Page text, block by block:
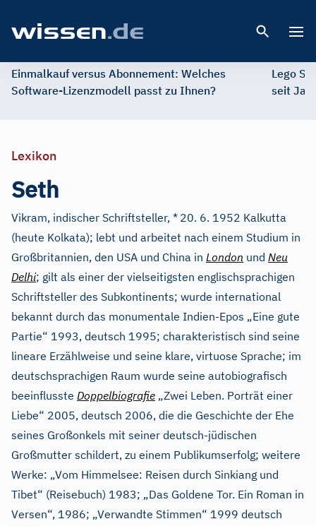
Einmalkauf versus Abonnement: Welches
Software-Lizenzmodell passt zu Ihnen?
Lego
seit
Lexikon
Seth
Vikram, indischer Schriftsteller, * 20. 6. 1952 Kalkutta
(heute Kolkata); lebt und arbeitet nach einem Studium in
Großbritannien, den USA und China in London und Neu
Delhi; gilt als einer der vielseitigsten englischsprachigen
Schriftsteller des Subkontinents; wurde international
bekannt durch das monumentale Indien-Epos „Eine gute
Partie“ 1993, deutsch 1995; charakteristisch sind seine
lineare Erzählweise und seine klare, virtuose Sprache; im
deutschsprachigen Raum wurde seine autobiografisch
beeinflusste Doppelbiografie „Zwei Leben. Porträt einer
Liebe“ 2005, deutsch 2006, die die Geschichte der Ehe
seines Großonkels mit seiner deutsch-jüdischen
Großmutter schildert, zu einem Publikumserfolg; weitere
Werke: „Vom Himmelsee: Reisen durch Sinkiang und
Tibet“ (Reisebuch) 1983; „Das Goldene Tor. Ein Roman in
Versen“, 1986; „Verwandte Stimmen“ 1999 deutsch